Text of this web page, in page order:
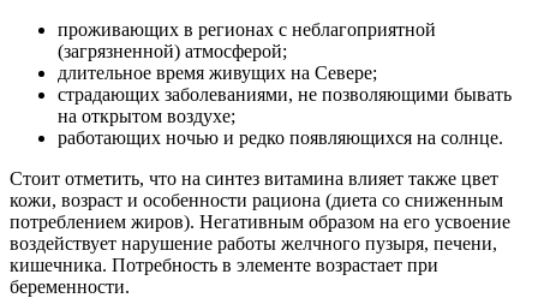
проживающих в регионах с неблагоприятной
(загрязненной) атмосферой;
длительное время живущих на Севере;
страдающих заболеваниями, не позволяющими бывать
на открытом воздухе;
работающих ночью и редко появляющихся на солнце.
Стоит отметить, что на синтез витамина влияет также цвет
кожи, возраст и особенности рациона (диета со сниженным
потреблением жиров). Негативным образом на его усвоение
воздействует нарушение работы желчного пузыря, печени,
кишечника. Потребность в элементе возрастает при
беременности.